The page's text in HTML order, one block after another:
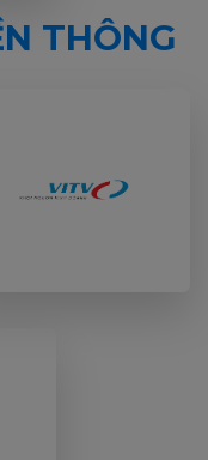
THÔNG